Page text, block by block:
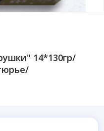
14*130гр/